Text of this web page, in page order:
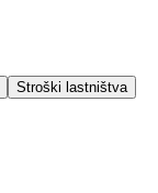
Stroški lastništva